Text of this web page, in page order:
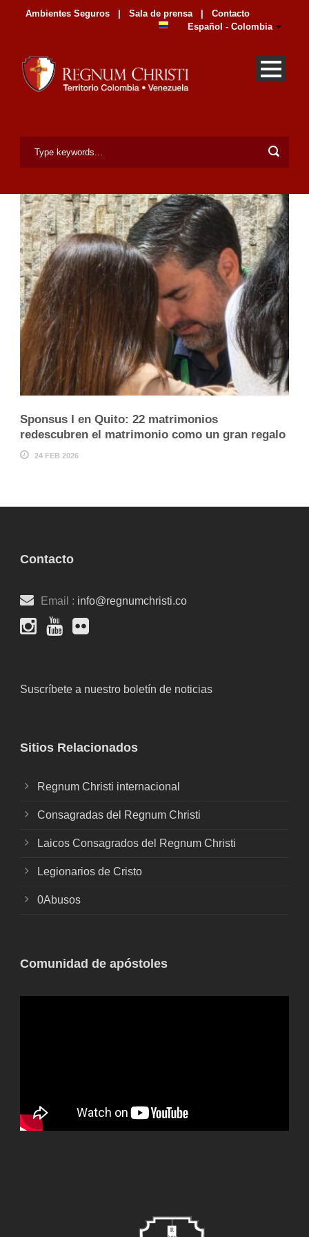
Ambientes Seguros Sala de prensa
Contacto
Español - Colombia
Sponsus I en Quito: 22 matrimonios
redescubren el matrimonio como un gran regalo
24 FEB 2026
Contacto
Email : info@regnumchristi.co
Suscríbete a nuestro boletín de noticias
Sitios Relacionados
Regnum Christi internacional
Consagradas del Regnum Christi
Laicos Consagrados del Regnum Christi
Legionarios de Cristo
0Abusos
Comunidad de apóstoles